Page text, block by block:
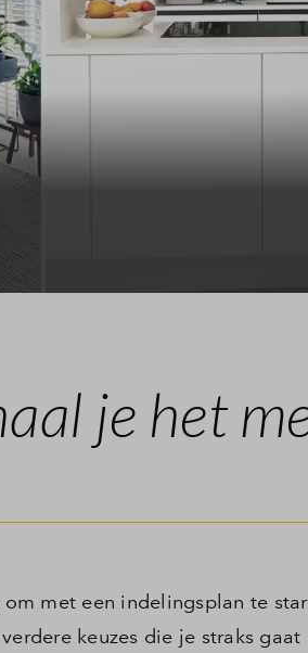
je het
met een indelingsplan te
keuzes die je straks